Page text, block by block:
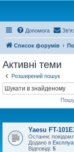
Допомога
Список форумів
Активні теми
Розширений пошук
Yaesu FT-
Останнє
Додано в
Відповіді: 5